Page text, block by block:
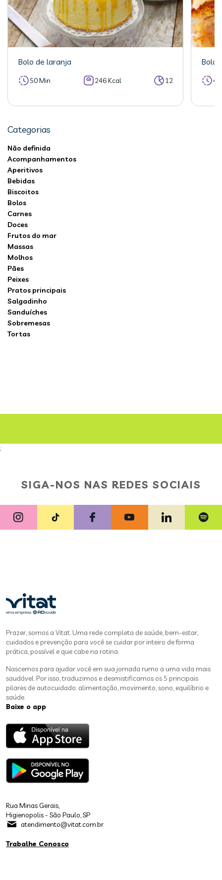
Bolo de laranja
50 Min 246 Kcal 12
Bolo
Categorias
Não definida
Acompanhamentos
Aperitivos
Bebidas
Biscoitos
Bolos
Carnes
Doces
Frutos do mar
Massas
Molhos
Pães
Peixes
Pratos principais
Salgadinho
Sanduíches
Sobremesas
Tortas
;
SIGA-NOS NAS REDES SOCIAIS
Prazer, somos a Vitat. Uma rede completa de saúde, bem-estar,
cuidados e prevenção para você se cuidar por inteiro de forma
prática, possível e que cabe na rotina.
Nascemos para ajudar você em sua jornada rumo a uma vida mais
saudável. Por isso, traduzimos e desmistificamos os 5 principais
pilares de autocuidado: alimentação, movimento, sono, equilíbrio e
saúde.
Baixe o app
Rua Minas Gerais,
Higienopolis - São Paulo, SP
atendimento@vitat.com.br
Trabalhe Conosco